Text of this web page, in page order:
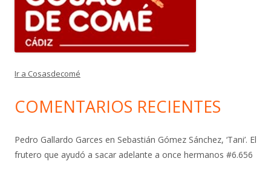
Ir a Cosasdecomé
COMENTARIOS RECIENTES
Pedro Gallardo Garces en Sebastián Gómez Sánchez, ‘Tani’. El
frutero que ayudó a sacar adelante a once hermanos #6.656